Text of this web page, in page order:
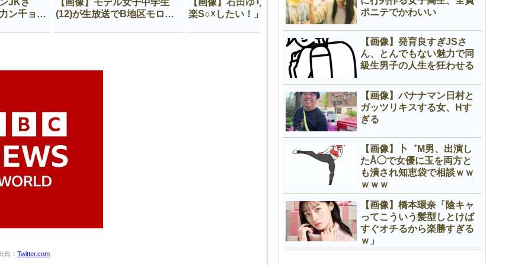
ン千ョ一
(12)が生放送でB地区モロ見
楽S○☓したい！」叫んでしま
いされてるグラマー女子(推
定F)😍
典： Twitter.com
ポニテでかわいい
【画像】発育良すぎJSさ
ん、とんでもない魅力で同
級生男子の人生を狂わせる
【画像】バナナマン日村と
ガッツリキスする女、Нす
ぎる
【画像】卜゛M男、出演し
たÅ◯で女優に玉を両方と
も潰され知恵袋で相談ｗｗ
ｗｗｗ
【画像】橋本環奈「陰キャ
ってこういう髪型しとけば
すぐオチるから楽勝すぎる
ｗ」